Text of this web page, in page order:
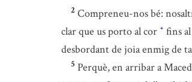
2 Compreneu-nos bé:
clar que us porto al cor * fins
desbordant de joia enmig de
5 Perquè, en arribar a